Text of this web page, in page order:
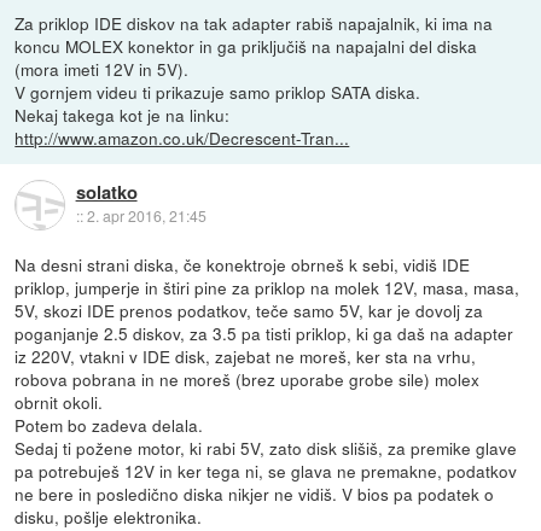
Za priklop IDE diskov na tak adapter rabiš napajalnik, ki ima na
koncu MOLEX konektor in ga priključiš na napajalni del diska
(mora imeti 12V in 5V).
V gornjem videu ti prikazuje samo priklop SATA diska.
Nekaj takega kot je na linku:
http://www.amazon.co.uk/Decrescent-Tran...
solatko
::2. apr 2016, 21:45
Na desni strani diska, če konektroje obrneš k sebi, vidiš IDE
priklop, jumperje in štiri pine za priklop na molek 12V, masa, masa,
5V, skozi IDE prenos podatkov, teče samo 5V, kar je dovolj za
poganjanje 2.5 diskov, za 3.5 pa tisti priklop, ki ga daš na adapter
iz 220V, vtakni v IDE disk, zajebat ne moreš, ker sta na vrhu,
robova pobrana in ne moreš (brez uporabe grobe sile) molex
obrnit okoli.
Potem bo zadeva delala.
Sedaj ti požene motor, ki rabi 5V, zato disk slišiš, za premike glave
pa potrebuješ 12V in ker tega ni, se glava ne premakne, podatkov
ne bere in posledično diska nikjer ne vidiš. V bios pa podatek o
disku, pošlje elektronika.